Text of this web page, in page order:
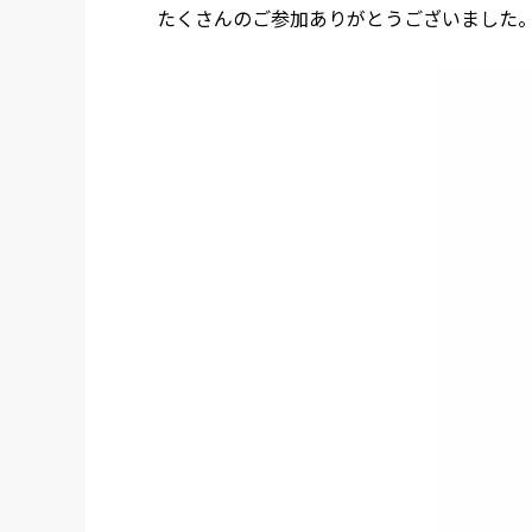
たくさんのご参加ありがとうございました